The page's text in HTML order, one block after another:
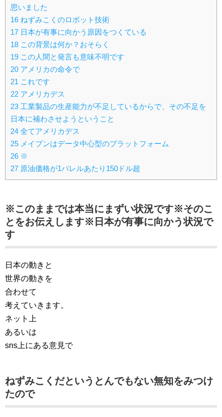
思いました
16 ねずみこくのロボット技術
17 日本が有事に向かう原因をつくている
18 この背景は何か？おそらく
19 この人間と発言も意味不明です
20 アメリカの命令で
21 これです
22 アメリカデス
23 工業製品の生産能力が不足しているからで、その不足を
日本に補わさせようということ
24 全てアメリカデス
25 メイブンはデータ中心型のプラットフォーム
26 ※
27 原油価格が1バレルあたり150ドル超
※このままでは本当にまずい状況です※そのこ
とをお伝えします※日本が有事に向かう状況で
す
日本の動きと
世界の動きを
合わせて
考えていきます。
ネット上
あるいは
sns上にある意見で
ねずみこくだというとんでもない無知をみつけ
たので